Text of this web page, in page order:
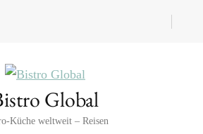
Global
Küche weltweit – Reisen